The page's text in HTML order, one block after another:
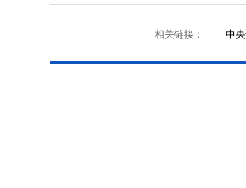
相关链接： 中